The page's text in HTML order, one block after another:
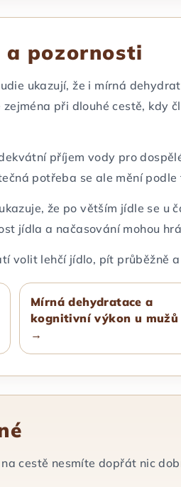
pozornosti
ukazují, že i mírná
při dlouhé cestě, kdy
příjem vody pro
potřeba se ale mění
že po větším jídle se u
jídla a načasování mohou
volit lehčí jídlo, pít průběžně
Mírná dehydratace a
kognitivní výkon u mužů
→
cestě nesmíte dopřát nic